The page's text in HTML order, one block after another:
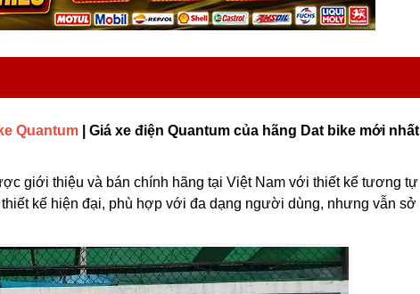
Quantum | Giá xe điện Quantum của hãng Dat bike mới nhất
giới thiệu và bán chính hãng tại Việt Nam với thiết kế tương tự
kế hiện đại, phù hợp với đa dạng người dùng, nhưng vẫn sở